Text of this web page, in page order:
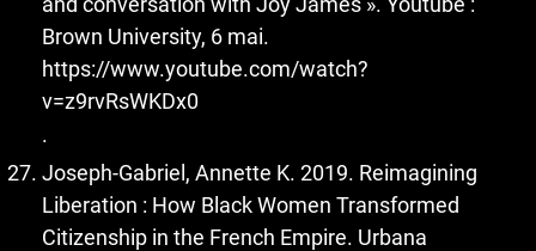
Brown University, 6 mai.
https://www.youtube.com/watch?
v=z9rvRsWKDx0
.
Joseph-Gabriel, Annette K. 2019. Reimagining
Liberation : How Black Women Transformed
Citizenship in the French Empire. Urbana